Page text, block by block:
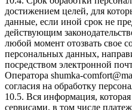
достижением целей, для
данные, если иной срок не
действующим
любой момент отозвать свое
персональных данных,
посредством электронной
Оператора shumka-
согласия на обработку
10.5. Вся информация,
сервисами, в том числе